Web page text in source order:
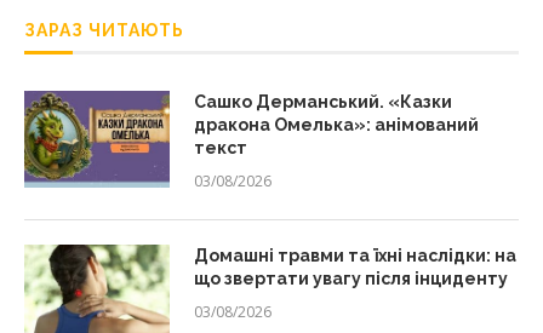
ЗАРАЗ ЧИТАЮТЬ
Сашко Дерманський. «Казки
дракона Омелька»: анімований
текст
03/08/2026
Домашні травми та їхні наслідки: на
що звертати увагу після інциденту
03/08/2026